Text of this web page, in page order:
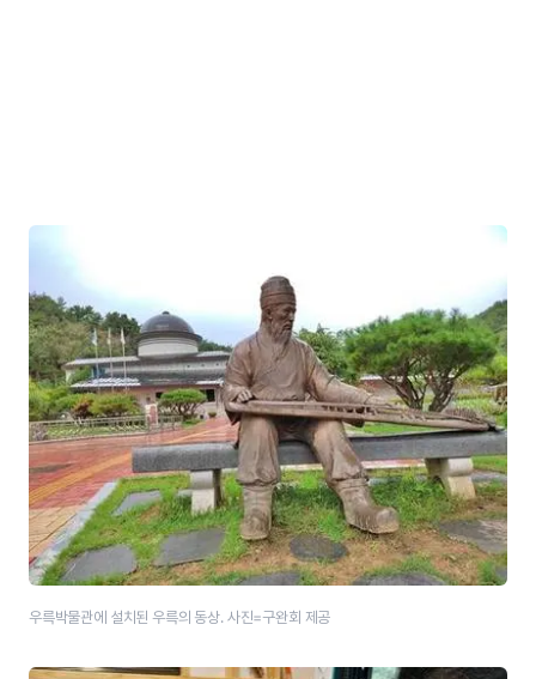
우륵박물관에 설치된 우륵의 동상. 사진=구완회 제공